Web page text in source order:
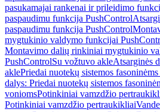
pasukamajai rankenai ir prileidimo
paspaudimu funkcija PushControl
paspaudimu funkcija PushControl
mygtukinio valdymo funkcijai
Montavimo dalių rinkiniai mygtukinio
PushControlSu vožtuvo akleAtsarginės
aklePriedai nuotekų sistemos
dalys: Priedai nuotekų sistemos
voniomsPotinkiniai vamzdžio
Potinkiniai vamzdžio pertraukikliai